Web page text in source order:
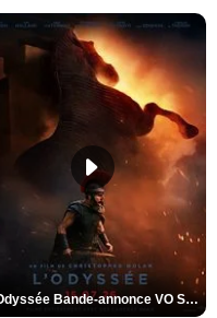
L'Odyssée Bande-annonce VO STFR